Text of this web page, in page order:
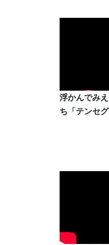
浮かんでみ
ち「テンセグ